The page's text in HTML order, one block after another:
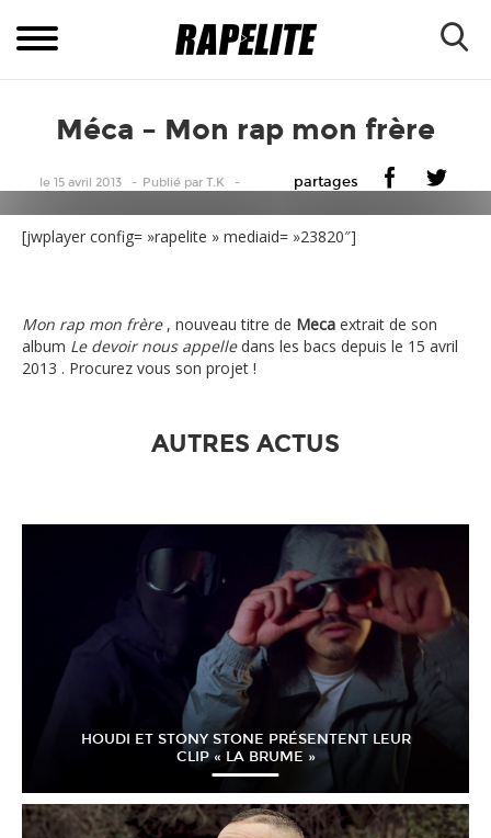
Méca – Mon rap mon frère
le 15 avril 2013 Publiépar T.K partages
[jwplayer config= »rapelite » mediaid= »23820″]
Mon rap mon frère, nouveau titre de Meca extrait de son
album Le devoir nous appelledans les bacs depuis le 15 avril
2013 . Procurez vous son projet !
AUTRES ACTUS
HOUDI ET STONY STONE PRÉSENTENT LEUR
CLIP « LA BRUME »